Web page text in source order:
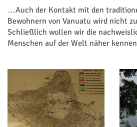
…Auch der Kontakt mit den
Bewohnern von Vanuatu wird nicht
Schließlich wollen wir die
Menschen auf der Welt näher